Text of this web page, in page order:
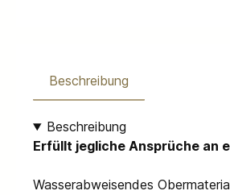
Beschreibung
Beschreibung
Erfüllt jegliche Ansprüche an
Wasserabweisendes